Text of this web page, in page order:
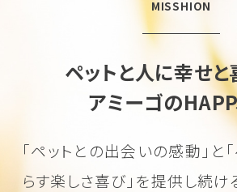
MISSHION
ペットと人に幸せと
アミーゴの
「ペットとの出会いの感動」と
らす楽しさ喜び」を提供し続け